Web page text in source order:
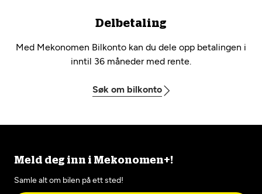
Delbetaling
Med Mekonomen Bilkonto kan du dele opp betalingen i
inntil 36 måneder med rente.
Søk om bilkonto
Meld deg inn i Mekonomen+!
Samle alt om bilen på ett sted!